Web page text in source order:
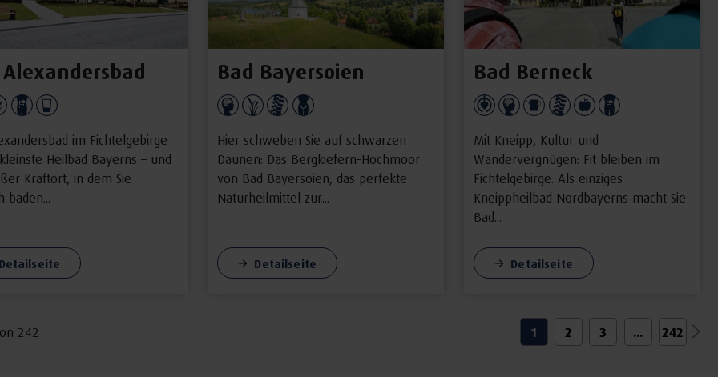
im Fichtelgebirge
Heilbad Bayerns – und
Kraftort, in dem Sie
Detailseite
Bad Bayersoien
Hier schweben Sie auf schwarzen
Daunen: Das Bergkiefern-Hochmoor
von Bad Bayersoien, das perfekte
Naturheilmittel zur...
Detailseite
Bad Berneck
Mit Kneipp, Kultur und
Wandervergnügen: Fit bleiben im
Fichtelgebirge. Als einziges
Kneippheilbad Nordbayerns macht Sie
Bad...
Detailseite
242 1 2 3 ... 242